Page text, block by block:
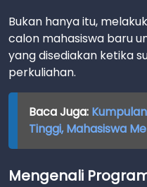
Bukan hanya itu,
calon mahasiswa baru
yang disediakan ketika
perkuliahan.
Baca Juga:
Tinggi, Mahasiswa
Mengenali